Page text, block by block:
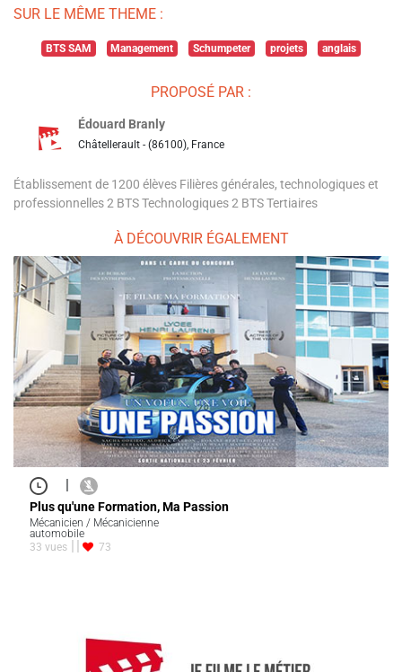
SUR LE MÊME THEME :
BTS SAM Management Schumpeter projets anglais
PROPOSÉ PAR :
Édouard Branly
Châtellerault - (86100), France
Établissement de 1200 élèves Filières générales, technologiques et
professionnelles 2 BTS Technologiques 2 BTS Tertiaires
À DÉCOUVRIR ÉGALEMENT
Plus qu'une Formation, Ma Passion
Mécanicien / Mécanicienne
automobile
33 vues
73